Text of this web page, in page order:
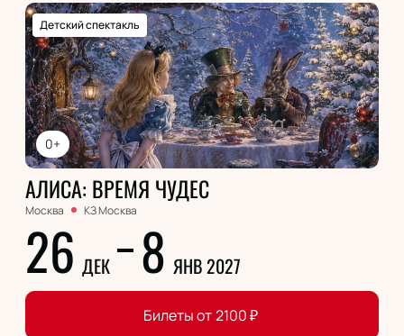
0+
Детский спектакль
АЛИСА: ВРЕМЯ ЧУДЕС
Москва КЗ Москва
26 ДЕК 8 ЯНВ 2027
Билеты от 2100₽